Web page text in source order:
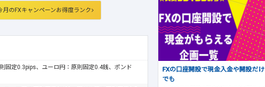
月のFXキャンペーンお得度ランク
固定0.3pips、ユーロ円：原則固定0.4銭、ポンド
FXの口座開設で現金入金や開設だけ
でも